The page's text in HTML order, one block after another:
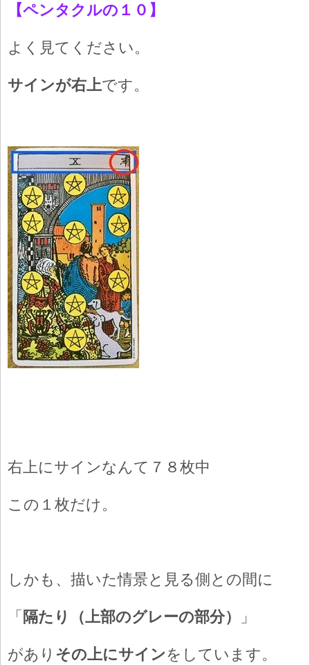
【ペンタクルの１０】
よく見てください。
サインが右上です。
右上にサインなんて７８枚中
この１枚だけ。
しかも、描いた情景と見る側との間に
「 隔たり（上部のグレーの部分） 」
があり その上にサインをしています。